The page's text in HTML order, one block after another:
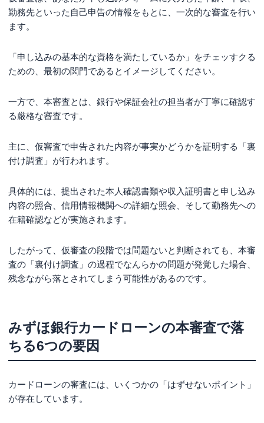
勤務先といった自己申告の情報をもとに、一次的な審査を行い
ます。
「申し込みの基本的な資格を満たしているか」をチェッすクる
ための、最初の関門であるとイメージしてください。
一方で、本審査とは、銀行や保証会社の担当者が丁寧に確認す
る厳格な審査です。
主に、仮審査で申告された内容が事実かどうかを証明する「裏
付け調査」が行われます。
具体的には、提出された本人確認書類や収入証明書と申し込み
内容の照合、信用情報機関への詳細な照会、そして勤務先への
在籍確認などが実施されます。
したがって、仮審査の段階では問題ないと判断されても、本審
査の「裏付け調査」の過程でなんらかの問題が発覚した場合、
残念ながら落とされてしまう可能性があるのです。
みずほ銀行カードローンの本審査で落
ちる6つの要因
カードローンの審査には、いくつかの「はずせないポイント」
が存在しています。